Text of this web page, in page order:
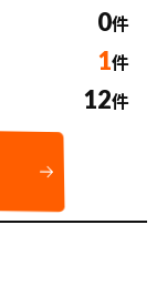
0件
1件
12件